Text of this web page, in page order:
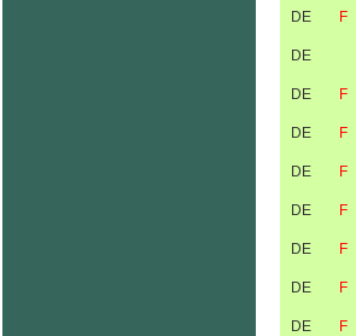
DE F
DE
DE F
DE F
DE F
DE F
DE F
DE F
DE F